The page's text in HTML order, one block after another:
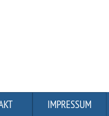
IMPRESSUM